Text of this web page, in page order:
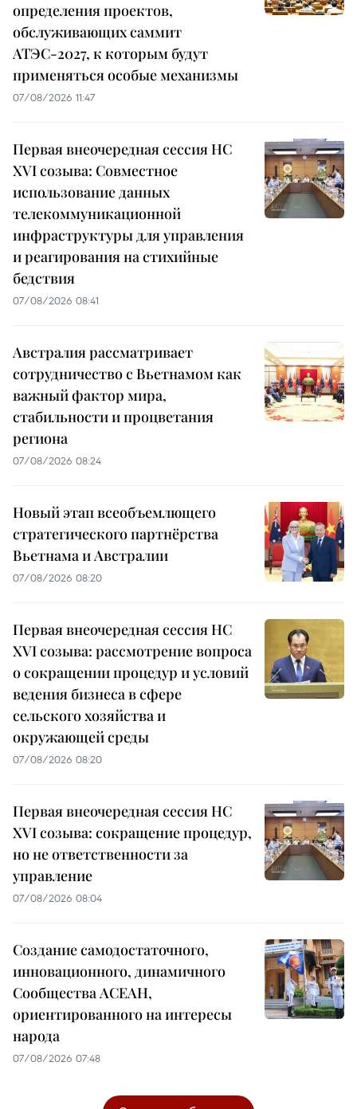
определения проектов,
обслуживающих саммит
АТЭС-2027, к которым будут
применяться особые механизмы
07/08/2026 11:47
Первая внеочередная сессия НС
XVI созыва: Совместное
использование данных
телекоммуникационной
инфраструктуры для управления
и реагирования на стихийные
бедствия
07/08/2026 08:41
Австралия рассматривает
сотрудничество с Вьетнамом как
важный фактор мира,
стабильности и процветания
региона
07/08/2026 08:24
Новый этап всеобъемлющего
стратегического партнёрства
Вьетнама и Австралии
07/08/2026 08:20
Первая внеочередная сессия НС
XVI созыва: рассмотрение вопроса
о сокращении процедур и условий
ведения бизнеса в сфере
сельского хозяйства и
окружающей среды
07/08/2026 08:20
Первая внеочередная сессия НС
XVI созыва: сокращение процедур,
но не ответственности за
управление
07/08/2026 08:04
Создание самодостаточного,
инновационного, динамичного
Сообщества АСЕАН,
ориентированного на интересы
народа
07/08/2026 07:48